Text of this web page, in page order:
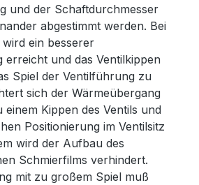
und der Schaftdurchmesser
abgestimmt werden. Bei
wird ein besserer
erreicht und das Ventilkippen
Spiel der Ventilführung zu
sich der Wärmeübergang
einem Kippen des Ventils und
Positionierung im Ventilsitz
wird der Aufbau des
Schmierfilms verhindert.
mit zu großem Spiel muß